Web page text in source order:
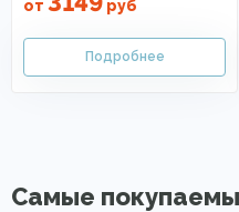
от руб
Самые